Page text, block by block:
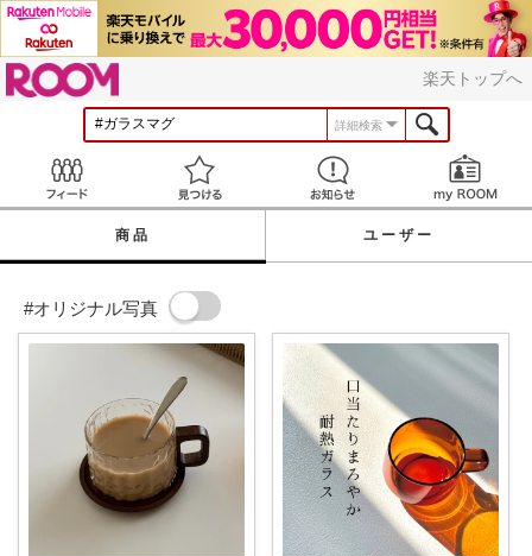
楽天トップへ
詳細検索
見つける お知らせ
商品 ユーザー
#オリジナル写真